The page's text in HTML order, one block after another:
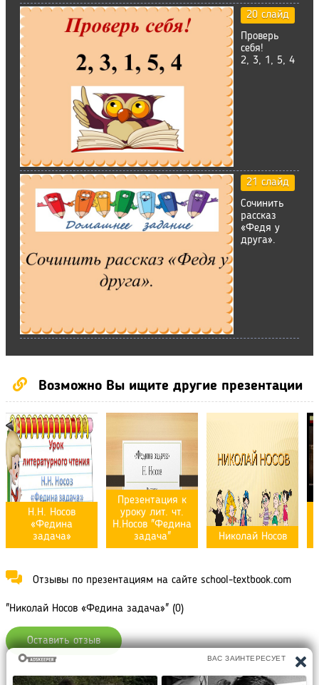
20 слайд
Проверь
себя!
2, 3, 1, 5, 4
21 слайд
Сочинить
рассказ
«Федя у
друга».
Возможно Вы ищите другие презентации
Н.Н. Носов
«Федина
задача»
Презентация к
уроку лит. чт.
Н.Носов "Федина
задача"
Николай Носов
Отзывы по презентациям на сайте school-textbook.com
"Николай Носов «Федина задача»" (0)
Оставить отзыв